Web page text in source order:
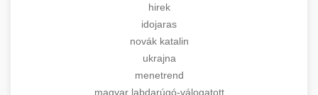
hirek
idojaras
novák katalin
ukrajna
menetrend
magyar labdarúgó-válogatott